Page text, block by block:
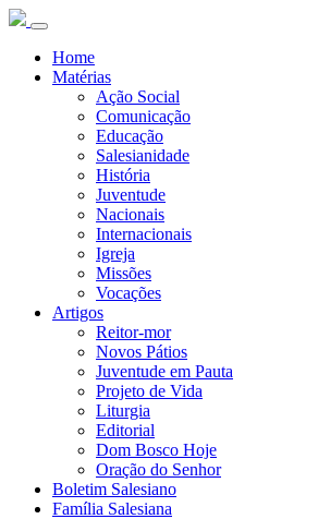
Home
Matérias
Ação Social
Comunicação
Educação
Salesianidade
História
Juventude
Nacionais
Internacionais
Igreja
Missões
Vocações
Artigos
Reitor-mor
Novos Pátios
Juventude em Pauta
Projeto de Vida
Liturgia
Editorial
Dom Bosco Hoje
Oração do Senhor
Boletim Salesiano
Família Salesiana